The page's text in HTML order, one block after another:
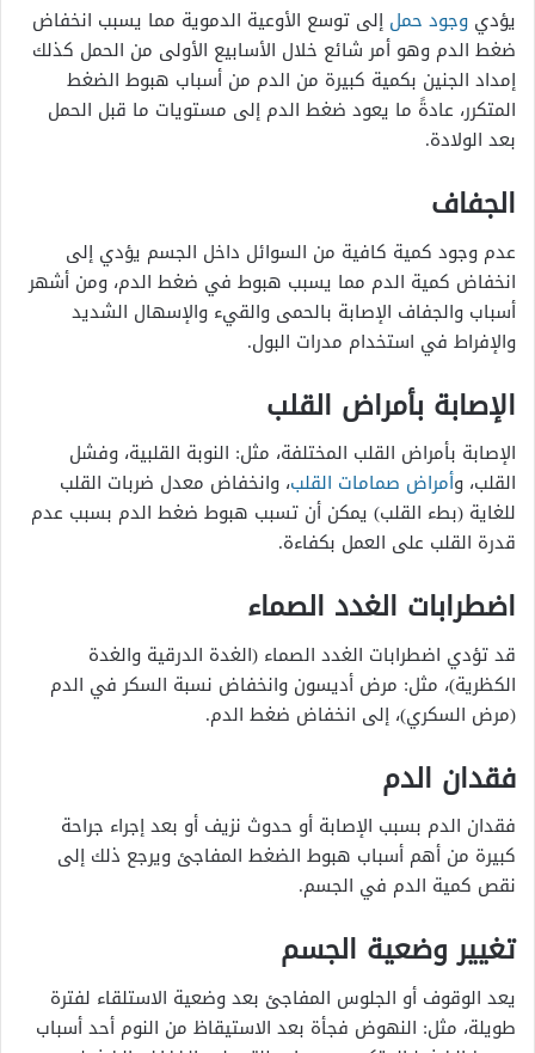
يؤدي وجود حمل إلى توسع الأوعية الدموية مما يسبب انخفاض
ضغط الدم وهو أمر شائع خلال الأسابيع الأولى من الحمل كذلك
إمداد الجنين بكمية كبيرة من الدم من أسباب هبوط الضغط
المتكرر، عادةً ما يعود ضغط الدم إلى مستويات ما قبل الحمل
بعد الولادة.
الجفاف
عدم وجود كمية كافية من السوائل داخل الجسم يؤدي إلى
انخفاض كمية الدم مما يسبب هبوط في ضغط الدم، ومن أشهر
أسباب والجفاف الإصابة بالحمى والقيء والإسهال الشديد
والإفراط في استخدام مدرات البول.
الإصابة بأمراض القلب
الإصابة بأمراض القلب المختلفة، مثل: النوبة القلبية، وفشل
القلب، وأمراض صمامات القلب، وانخفاض معدل ضربات القلب
للغاية (بطء القلب) يمكن أن تسبب هبوط ضغط الدم بسبب عدم
قدرة القلب على العمل بكفاءة.
اضطرابات الغدد الصماء
قد تؤدي اضطرابات الغدد الصماء (الغدة الدرقية والغدة
الكظرية)، مثل: مرض أديسون وانخفاض نسبة السكر في الدم
(مرض السكري)، إلى انخفاض ضغط الدم.
فقدان الدم
فقدان الدم بسبب الإصابة أو حدوث نزيف أو بعد إجراء جراحة
كبيرة من أهم أسباب هبوط الضغط المفاجئ ويرجع ذلك إلى
نقص كمية الدم في الجسم.
تغيير وضعية الجسم
يعد الوقوف أو الجلوس المفاجئ بعد وضعية الاستلقاء لفترة
طويلة، مثل: النهوض فجأة بعد الاستيقاظ من النوم أحد أسباب